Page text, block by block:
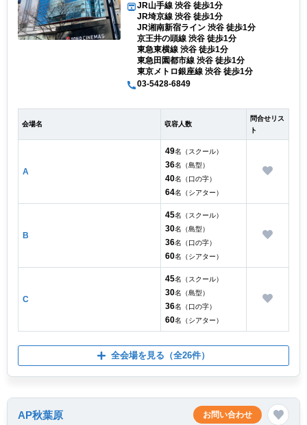
JR山手線 渋谷 徒歩1分
JR埼京線 渋谷 徒歩1分
JR湘南新宿ライン 渋谷 徒歩1分
京王井の頭線 渋谷 徒歩1分
東急東横線 渋谷 徒歩1分
東急田園都市線 渋谷 徒歩1分
東京メトロ銀座線 渋谷 徒歩1分
03-5428-6849
会場名 収容人数
問合せリス
ト
A
49名（スクール）
36名（島型）
40名（口の字）
64名（シアター）
B
45名（スクール）
30名（島型）
36名（口の字）
60名（シアター）
C
45名（スクール）
30名（島型）
36名（口の字）
60名（シアター）
全会場を見る （全26件）
AP秋葉原 お問い合わせ